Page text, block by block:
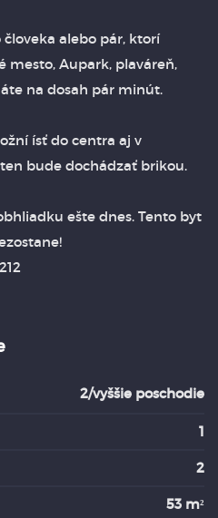
alebo pár, ktorí
mesto, Aupark, plaváreň,
na dosah pár minút.
ísť do centra aj v
bude dochádzať brikou.
ešte dnes. Tento byt
2/vyššie poschodie
1
2
53 m²